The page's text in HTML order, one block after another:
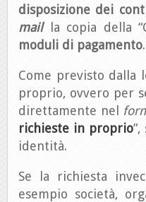
disposizione dei
mail
la copia della
moduli di pagamento.
Come previsto dalla
proprio, ovvero per
direttamente nel
richieste in proprio
identità.
Se la richiesta
esempio società,